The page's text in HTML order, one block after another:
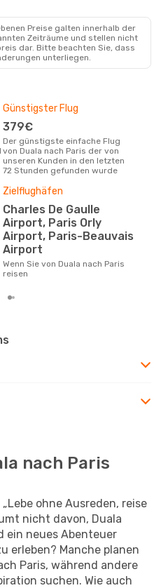
Preise galten innerhalb der
Zeiträume und stellen nicht
dar. Bitte beachten Sie, dass
unterliegen.
Günstigster Flug
379€
Der günstigste einfache Flug
von Duala nach Paris der von
unseren Kunden in den letzten
72 Stunden gefunden wurde
Zielflughäfen
Charles De Gaulle
Airport, Paris Orly
Airport, Paris-Beauvais
Airport
Wenn Sie von Duala nach Paris
reisen
nach Paris
ohne Ausreden, reise
nicht davon, Duala
ein neues Abenteuer
erleben? Manche planen
Paris, während andere
suchen. Wie auch